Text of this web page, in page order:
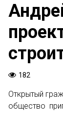
182
Открытый
общество